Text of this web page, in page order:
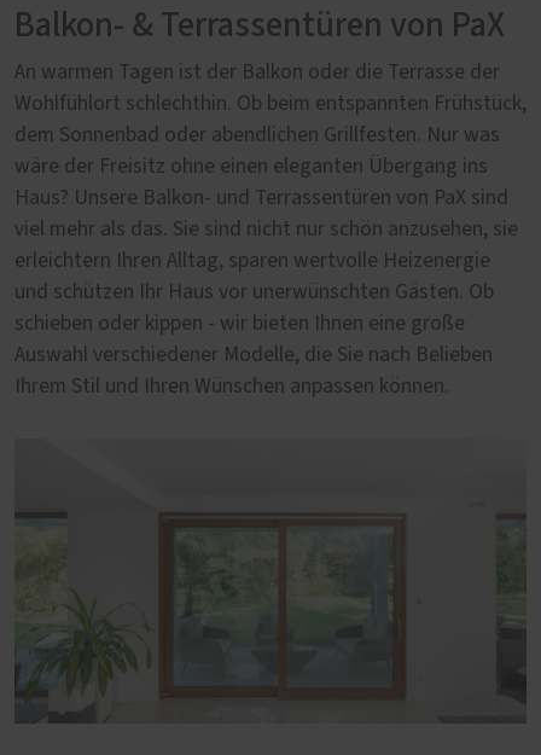
Balkon- & Terrassentüren von PaX
An warmen Tagen ist der Balkon oder die Terrasse der
Wohlfühlort schlechthin. Ob beim entspannten Frühstück,
dem Sonnenbad oder abendlichen Grillfesten. Nur was
wäre der Freisitz ohne einen eleganten Übergang ins
Haus? Unsere Balkon- und Terrassentüren von PaX sind
viel mehr als das. Sie sind nicht nur schön anzusehen, sie
erleichtern Ihren Alltag, sparen wertvolle Heizenergie
und schützen Ihr Haus vor unerwünschten Gästen. Ob
schieben oder kippen - wir bieten Ihnen eine große
Auswahl verschiedener Modelle, die Sie nach Belieben
Ihrem Stil und Ihren Wünschen anpassen können.